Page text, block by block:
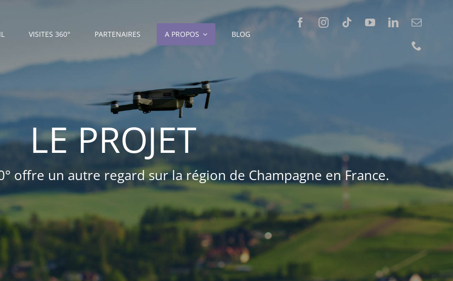
VISITES 360° PARTENAIRES A PROPOS BLOG
LE PROJET
offre un autre regard sur la région de Champagne en France.